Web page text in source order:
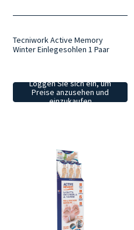
Tecniwork Active Memory
Winter Einlegesohlen 1 Paar
Loggen Sie sich ein, um
Preise anzusehen und
einzukaufen